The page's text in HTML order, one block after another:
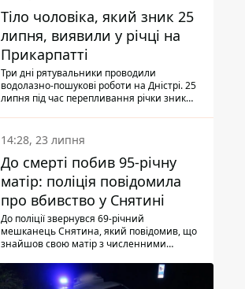
Тіло чоловіка, який зник 25
липня, виявили у річці на
Прикарпатті
Три дні рятувальники проводили
водолазно-пошукові роботи на Дністрі. 25
липня під час перепливання річки зник
виявили тіло.
14:28, 23 липня
До смерті побив 95-річну
матір: поліція повідомила
про вбивство у Снятині
До поліції звернувся 69-річний
мешканець Снятина, який повідомив, що
знайшов свою матір з численними
з'ясували правоохоронці, ці травми жінці
наніс її син.